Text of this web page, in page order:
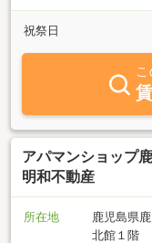
祝祭日
アパマンショップ
明和不動産
所在地
鹿児島県
北館１階